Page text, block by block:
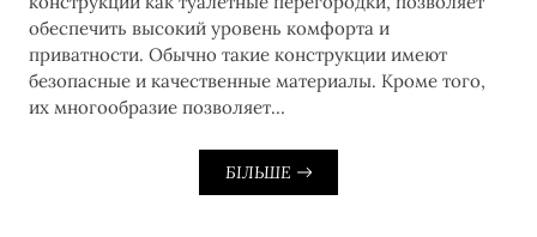
обеспечить высокий уровень комфорта и
приватности. Обычно такие конструкции имеют
безопасные и качественные материалы. Кроме того,
их многообразие позволяет…
БІЛЬШЕ